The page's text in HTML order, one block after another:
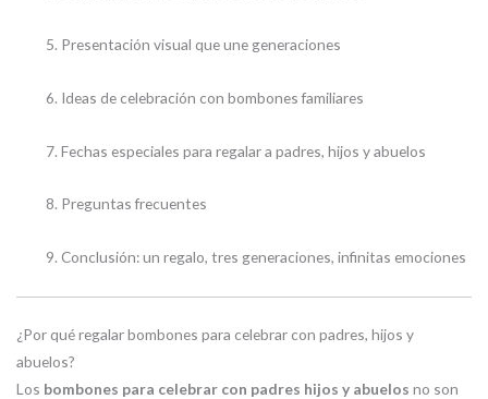
Presentación visual que une generaciones
Ideas de celebración con bombones familiares
Fechas especiales para regalar a padres, hijos y abuelos
Preguntas frecuentes
Conclusión: un regalo, tres generaciones, infinitas emociones
¿Por qué regalar bombones para celebrar con padres, hijos y
abuelos?
Los bombones para celebrar con padres hijos y abuelos no son